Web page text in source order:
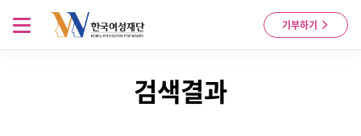
Skip to content
기부하기
메뉴 열기
검색결과